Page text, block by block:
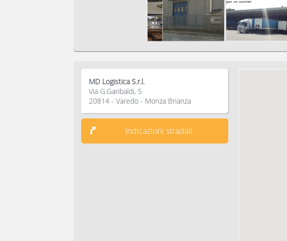
MD Logistica S.r.l.
Via G.Garibaldi, 5
20814 - Varedo - Monza Brianza
Indicazioni stradali